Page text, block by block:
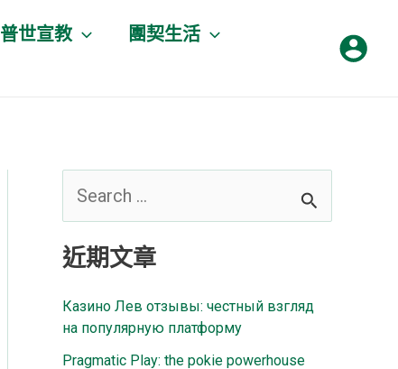
普世宣教
團契生活
關
字
近期文章
Казино Лев отзывы: честный взгляд
на популярную платформу
Pragmatic Play: the pokie powerhouse